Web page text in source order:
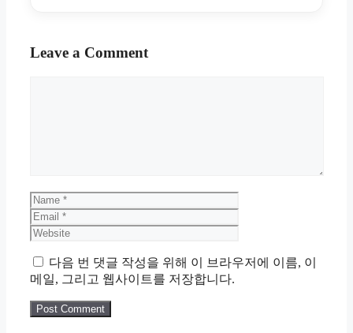
Leave a Comment
Name
다음 번 댓글 작성을 위해 이 브라우저에 이름, 이
메일, 그리고 웹사이트를 저장합니다.